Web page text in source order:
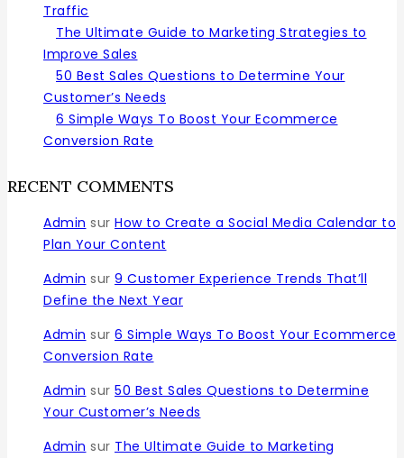
Traffic
The Ultimate Guide to Marketing Strategies to
Improve Sales
50 Best Sales Questions to Determine Your
Customer’s Needs
6 Simple Ways To Boost Your Ecommerce
Conversion Rate
RECENT COMMENTS
Admin sur How to Create a Social Media Calendar to
Plan Your Content
Admin sur 9 Customer Experience Trends That’ll
Define the Next Year
Admin sur 6 Simple Ways To Boost Your Ecommerce
Conversion Rate
Admin sur 50 Best Sales Questions to Determine
Your Customer’s Needs
Admin sur The Ultimate Guide to Marketing